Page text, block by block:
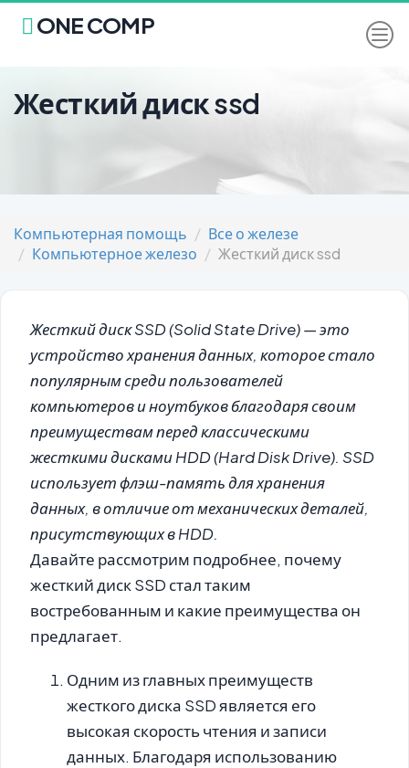
ONE COMP
Жесткий диск ssd
Компьютерная помощь
Все о железе
Компьютерное железо
Жесткий диск ssd
Жесткий диск SSD (Solid State Drive) — это
устройство хранения данных, которое стало
популярным среди пользователей
компьютеров и ноутбуков благодаря своим
преимуществам перед классическими
жесткими дисками HDD (Hard Disk Drive). SSD
использует флэш-память для хранения
данных, в отличие от механических деталей,
присутствующих в HDD.
Давайте рассмотрим подробнее, почему
жесткий диск SSD стал таким
востребованным и какие преимущества он
предлагает.
Одним из главных преимуществ
жесткого диска SSD является его
высокая скорость чтения и записи
данных. Благодаря использованию